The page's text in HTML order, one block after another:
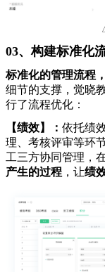
03、构建标准化
标准化的管理流程
细节的支撑，觉晓
行了流程优化：
【绩效】： 依托绩
理、考核评审等环
工三方协同管理，
产生的过程 ，让绩